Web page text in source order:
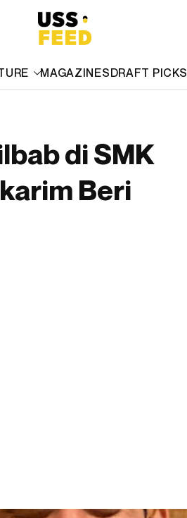
MAGAZINESDRAFT PICKS
di SMK
Beri